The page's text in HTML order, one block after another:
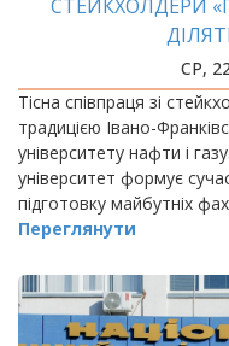
СТЕЙКХОЛДЕРИ
СР,
Тісна співпраця зі
традицією Івано-
університету нафти і
університет формує
підготовку майбутніх
Переглянути